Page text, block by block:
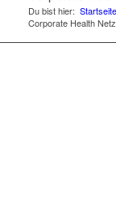
Du bist hier: Startseite
Corporate Health